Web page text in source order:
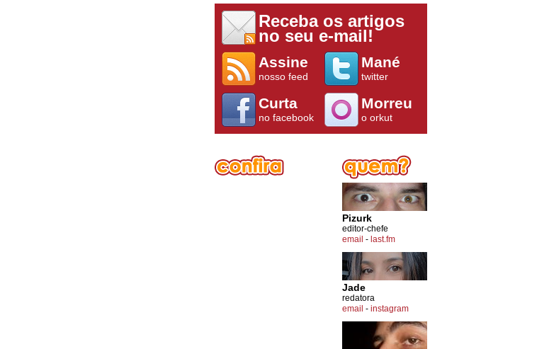
Receba os artigos
no seu e-mail!
Assine
nosso feed
Mané
twitter
Curta
no facebook
Morreu
o orkut
Pizurk
editor-chefe
email - last.fm
Jade
redatora
email - instagram